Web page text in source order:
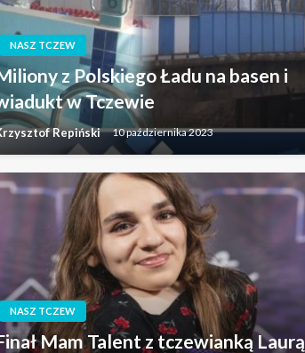
NASZ TCZEW
z Polskiego Ładu na basen i
w Tczewie
Repiński 10 października 2023
NASZ TCZEW
Mam Talent z tczewianką Laurą